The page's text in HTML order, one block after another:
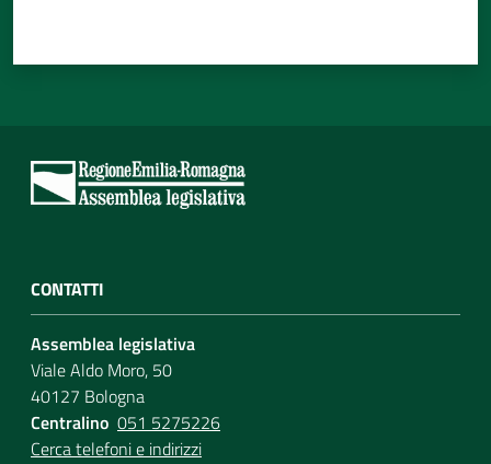
CONTATTI
Assemblea legislativa
Viale Aldo Moro, 50
40127 Bologna
Centralino 051 5275226
Cerca telefoni e indirizzi